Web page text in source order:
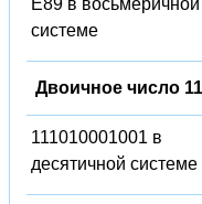
системе
Двоичное число
111010001001 в
десятичной системе